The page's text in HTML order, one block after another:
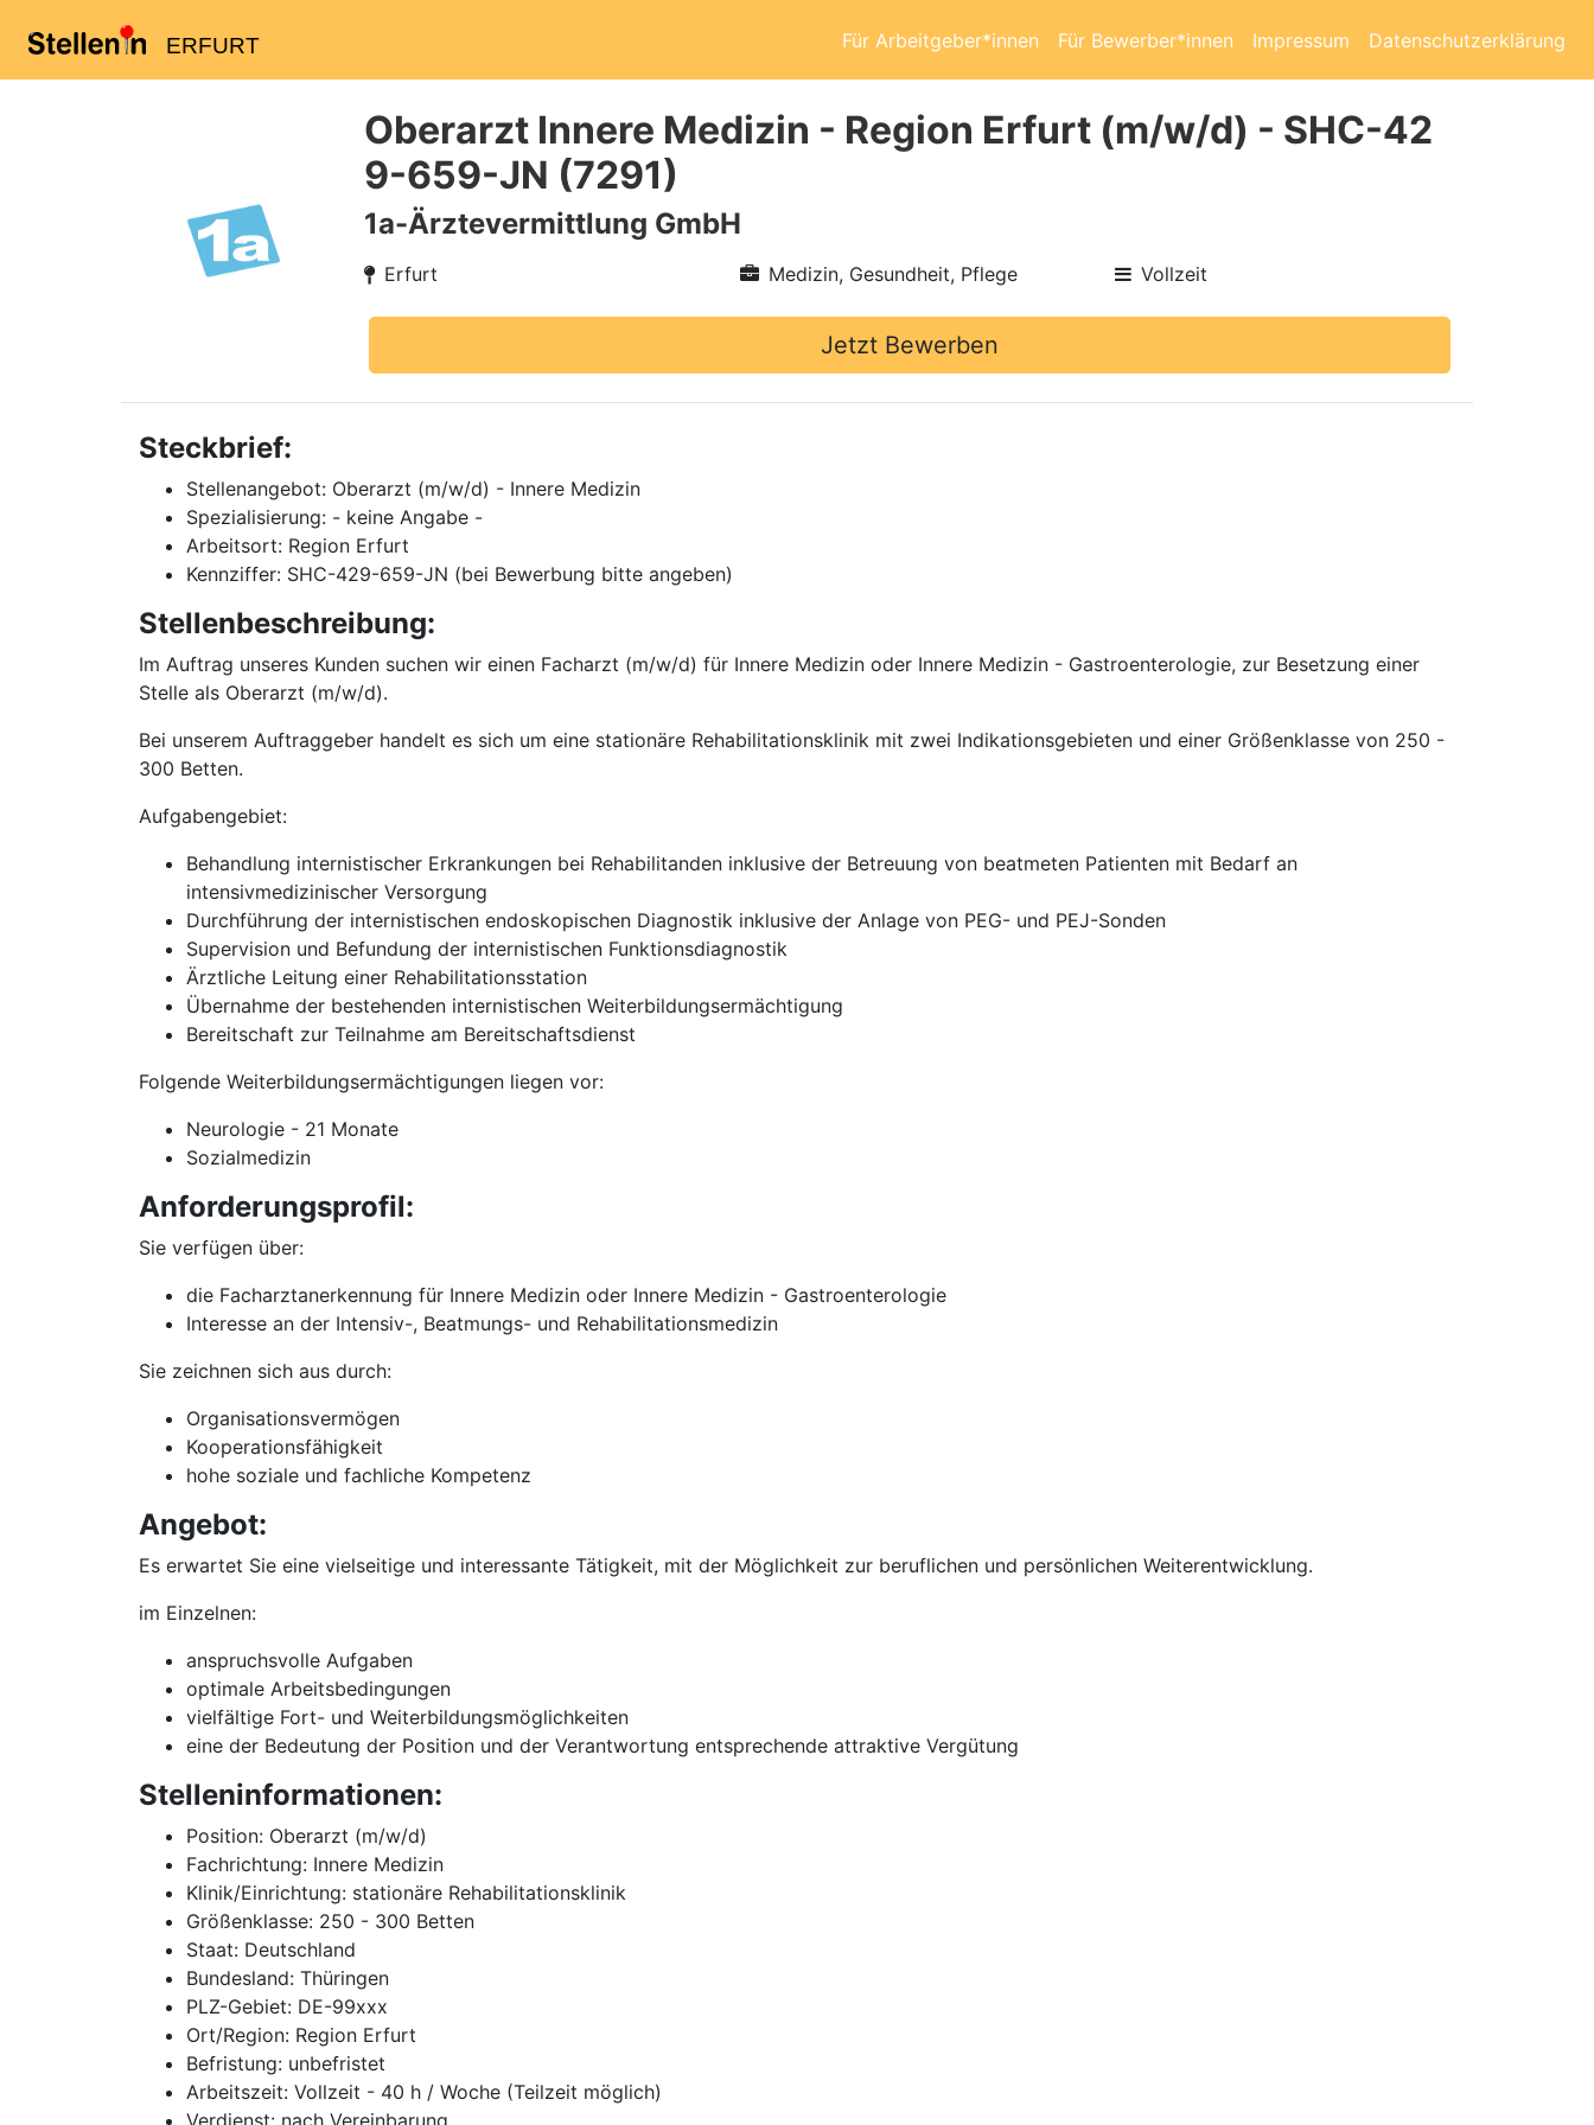
ERFURT Für Arbeitgeber*innen Für Bewerber*innen Impressum Datenschutzerklärung
Oberarzt Innere Medizin - Region Erfurt (m/w/d) - SHC-42
9-659-JN (7291)
1a-Ärztevermittlung GmbH
Erfurt Medizin, Gesundheit, Pflege Vollzeit
Jetzt Bewerben
Steckbrief:
Stellenangebot: Oberarzt (m/w/d) - Innere Medizin
Spezialisierung: - keine Angabe -
Arbeitsort: Region Erfurt
Kennziffer: SHC-429-659-JN (bei Bewerbung bitte angeben)
Stellenbeschreibung:
Im Auftrag unseres Kunden suchen wir einen Facharzt (m/w/d) für Innere Medizin oder Innere Medizin - Gastroenterologie, zur Besetzung einer
Stelle als Oberarzt (m/w/d).
Bei unserem Auftraggeber handelt es sich um eine stationäre Rehabilitationsklinik mit zwei Indikationsgebieten und einer Größenklasse von 250 -
300 Betten.
Aufgabengebiet:
Behandlung internistischer Erkrankungen bei Rehabilitanden inklusive der Betreuung von beatmeten Patienten mit Bedarf an
intensivmedizinischer Versorgung
Durchführung der internistischen endoskopischen Diagnostik inklusive der Anlage von PEG- und PEJ-Sonden
Supervision und Befundung der internistischen Funktionsdiagnostik
Ärztliche Leitung einer Rehabilitationsstation
Übernahme der bestehenden internistischen Weiterbildungsermächtigung
Bereitschaft zur Teilnahme am Bereitschaftsdienst
Folgende Weiterbildungsermächtigungen liegen vor:
Neurologie - 21 Monate
Sozialmedizin
Anforderungsprofil:
Sie verfügen über:
die Facharztanerkennung für Innere Medizin oder Innere Medizin - Gastroenterologie
Interesse an der Intensiv-, Beatmungs- und Rehabilitationsmedizin
Sie zeichnen sich aus durch:
Organisationsvermögen
Kooperationsfähigkeit
hohe soziale und fachliche Kompetenz
Angebot:
Es erwartet Sie eine vielseitige und interessante Tätigkeit, mit der Möglichkeit zur beruflichen und persönlichen Weiterentwicklung.
im Einzelnen:
anspruchsvolle Aufgaben
optimale Arbeitsbedingungen
vielfältige Fort- und Weiterbildungsmöglichkeiten
eine der Bedeutung der Position und der Verantwortung entsprechende attraktive Vergütung
Stelleninformationen:
Position: Oberarzt (m/w/d)
Fachrichtung: Innere Medizin
Klinik/Einrichtung: stationäre Rehabilitationsklinik
Größenklasse: 250 - 300 Betten
Staat: Deutschland
Bundesland: Thüringen
PLZ-Gebiet: DE-99xxx
Ort/Region: Region Erfurt
Befristung: unbefristet
Arbeitszeit: Vollzeit - 40 h / Woche (Teilzeit möglich)
Verdienst: nach Vereinbarung